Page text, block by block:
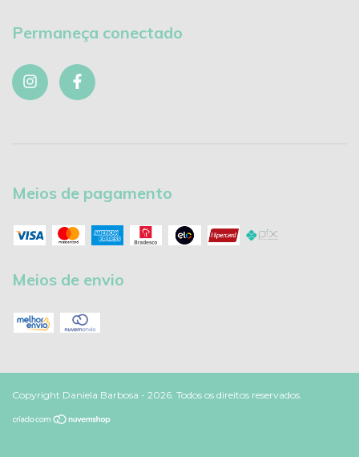
Permaneça conectado
Meios de pagamento
Meios de envio
Copyright Daniela Barbosa - 2026. Todos os direitos reservados.